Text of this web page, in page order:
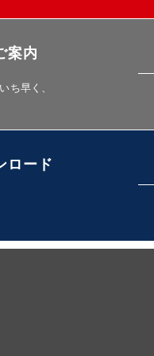
案内
ち早く、
ロード